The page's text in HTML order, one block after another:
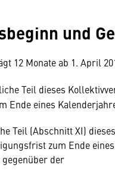
und
12 Monate ab 1. April
Teil dieses
Ende eines
Teil (Abschnitt XI)
zum Ende
der